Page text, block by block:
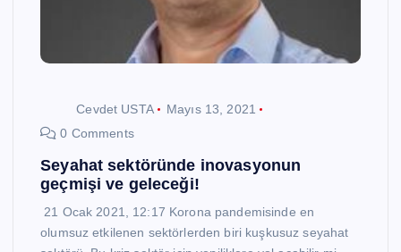
Cevdet USTA
Mayıs 13, 2021
0 Comments
Seyahat sektöründe inovasyonun
geçmişi ve geleceği!
21 Ocak 2021, 12:17 Korona pandemisinde en
olumsuz etkilenen sektörlerden biri kuşkusuz seyahat